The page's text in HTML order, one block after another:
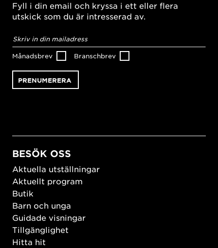
Fyll i din email och kryssa i ett eller flera
utskick som du är intresserad av.
postadress*
Månadsbrev Branschbrev
BESÖK OSS
Aktuella utställningar
Aktuellt program
Butik
Barn och unga
Guidade visningar
Tillgänglighet
Hitta hit